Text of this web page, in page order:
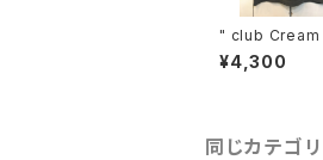
" club
" POCKET-
¥4,300
同じカテゴ